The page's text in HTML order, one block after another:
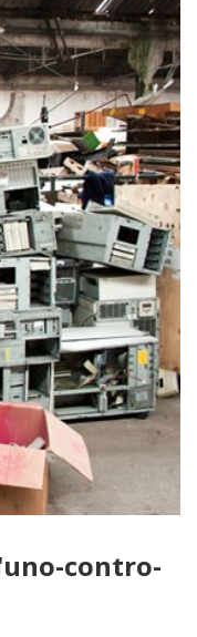
(E LA GUIDA PRATICA
CHE STA
contro-